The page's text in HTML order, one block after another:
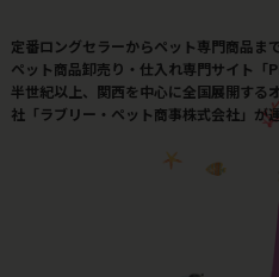
定番ロングセラーからペット専門商品ま
ペット商品卸売り・仕入れ専門サイト「
半世紀以上、関西を中心に全国展開する
社「ラブリー・ペット商事株式会社」が